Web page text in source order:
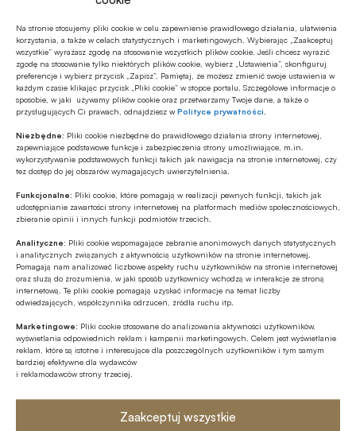
Na stronie stosujemy pliki cookie w celu zapewnienie prawidłowego działania, ułatwienia
korzystania, a także w celach statystycznych i marketingowych. Wybierając „Zaakceptuj
wszystkie” wyrażasz zgodę na stosowanie wszystkich plików cookie. Jeśli chcesz wyrazić
zgodę na stosowanie tylko niektórych plików cookie, wybierz „Ustawienia”, skonfiguruj
preferencje i wybierz przycisk „Zapisz”. Pamiętaj, że możesz zmienić swoje ustawienia w
każdym czasie klikając przycisk „Pliki cookie” w stopce portalu. Szczegółowe informacje o
sposobie, w jaki używamy plików cookie oraz przetwarzamy Twoje dane, a także o
przysługujących Ci prawach, odnajdziesz wPolityce prywatności
Niezbędne: Pliki cookie niezbędne do prawidłowego działania strony internetowej,
zapewniające podstawowe funkcje i zabezpieczenia strony umożliwiające, m.in.
wykorzystywanie podstawowych funkcji takich jak nawigacja na stronie internetowej, czy
tez dostęp do jej obszarów wymagających uwierzytelnienia.
Funkcjonalne: Pliki cookie, które pomagają w realizacji pewnych funkcji, takich jak
udostępnianie zawartości strony internetowej na platformach mediów społecznościowych,
zbieranie opinii i innych funkcji podmiotów trzecich.
Analityczne: Pliki cookie wspomagające zebranie anonimowych danych statystycznych
i analitycznych związanych z aktywnością użytkowników na stronie internetowej.
Pomagają nam analizować liczbowe aspekty ruchu użytkowników na stronie internetowej
oraz służą do zrozumienia, w jaki sposób użytkownicy wchodzą w interakcje ze stroną
internetową. Te pliki cookie pomagają uzyskać informacje na temat liczby
odwiedzających, współczynnika odrzuceń, źródła ruchu itp.
Marketingowe: Pliki cookie stosowane do analizowania aktywności użytkowników,
wyświetlania odpowiednich reklam i kampanii marketingowych. Celem jest wyświetlanie
reklam, które są istotne i interesujące dla poszczególnych użytkowników i tym samym
bardziej efektywne dla wydawców
i reklamodawców strony trzeciej.
Zaakceptuj wszystkie
Udostępnij
Tagi
Alior Bank Banki BankTech
BNP Paribas Bank Polska
ESG / Environmental, Social and corporate Governance
Odnawialne źródła energii / OZE Paweł Minkina
PKO Bank Polski / PKO BP
Ranking Banki dla Klimatu / Ranking Banków